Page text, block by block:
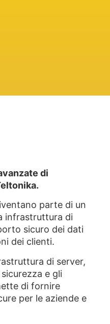
di
parte di un
infrastruttura di
sicuro dei dati
dei clienti.
di server,
e gli
di fornire
per le aziende e